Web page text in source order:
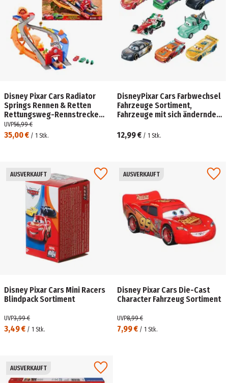
Disney Pixar Cars Radiator
Springs Rennen & Retten
Rettungsweg-Rennstrecke
Spielset mit 4
Spielzeugautos
35,00 € / 1 Stk.
UVP56,99 €
DisneyPixar Cars Farbwechsel
Fahrzeuge Sortiment,
Fahrzeuge mit sich ändernder
12,99 € / 1 Stk.
AUSVERKAUFT
Disney Pixar Cars Mini Racers
Blindpack Sortiment
3,49 € / 1 Stk.
UVP3,99 €
AUSVERKAUFT
Disney Pixar Cars Die-Cast
Character Fahrzeug Sortiment
7,99 € / 1 Stk.
UVP8,99 €
AUSVERKAUFT